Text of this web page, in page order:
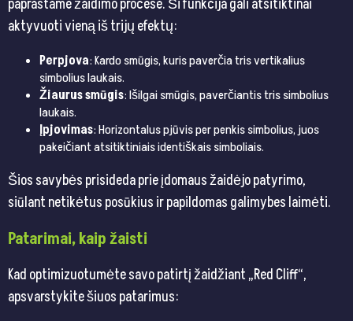
paprastame žaidimo procese. Ši funkcija gali atsitiktinai
aktyvuoti vieną iš trijų efektų:
Perpjova: Kardo smūgis, kuris paverčia tris vertikalius
simbolius laukais.
Žiaurus smūgis: Išilgai smūgis, paverčiantis tris simbolius
laukais.
Įpjovimas: Horizontalus pjūvis per penkis simbolius, juos
pakeičiant atsitiktiniais identiškais simboliais.
Šios savybės prisideda prie įdomaus žaidėjo patyrimo,
siūlant netikėtus posūkius ir papildomas galimybes laimėti.
Patarimai, kaip žaisti
Kad optimizuotumėte savo patirtį žaidžiant „Red Cliff“,
apsvarstykite šiuos patarimus: